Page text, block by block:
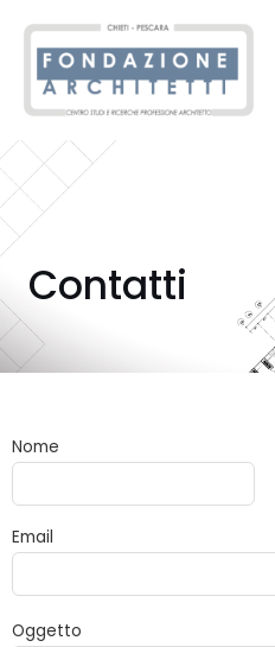
contenuto
Contatti
Nome
Email
Oggetto